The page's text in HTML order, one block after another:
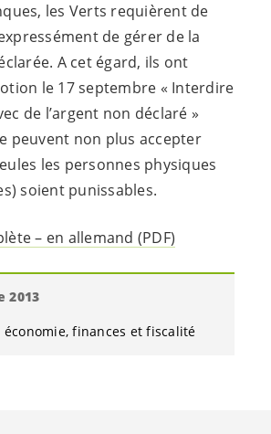
les Verts requièrent de
de gérer de la
A cet égard, ils ont
le 17 septembre « Interdire
de l’argent non déclaré »
peuvent non plus accepter
les personnes physiques
soient punissables.
– en allemand (PDF)
2013
économie finances et fiscalité